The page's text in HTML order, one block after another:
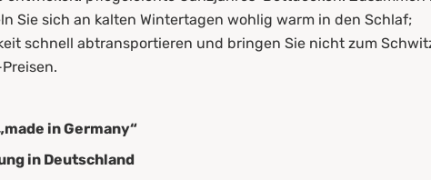
Sie sich an kalten Wintertagen wohlig warm in den Schlaf;
schnell abtransportieren und bringen Sie nicht zum
in Germany“
in Deutschland